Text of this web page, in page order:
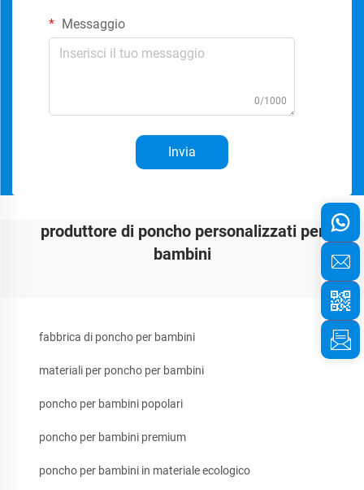
Messaggio
0/1000
Invia
produttore di poncho personalizzati per
bambini
fabbrica di poncho per bambini
materiali per poncho per bambini
poncho per bambini popolari
poncho per bambini premium
poncho per bambini in materiale ecologico